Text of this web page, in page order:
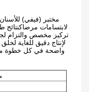
مختبر (فيفي)
لابتسامات مرضاكنتائج
تركيز مخصص والتزام
لإنتاج دقيق للغاية
واضحة في كل خطوة